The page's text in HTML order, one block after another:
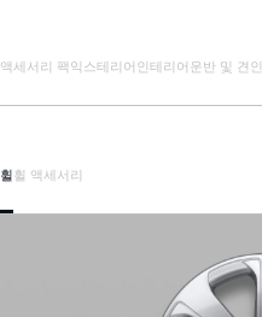
액세서리 팩익스테리어인테리어운반 및 견인
휠휠 액세서리